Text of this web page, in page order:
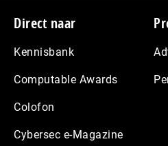
Footer
Direct naar
Kennisbank
Computable Awards
Colofon
Cybersec e-Magazine